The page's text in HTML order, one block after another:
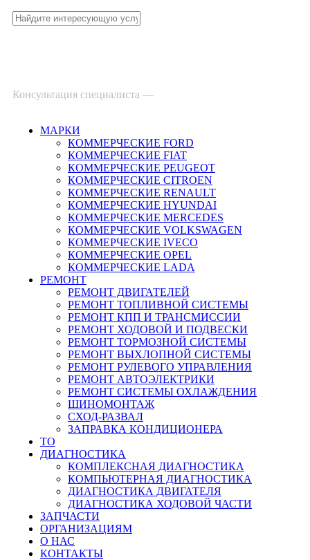
Консультация специалиста —
МАРКИ
КОММЕРЧЕСКИЕ FORD
КОММЕРЧЕСКИЕ FIAT
КОММЕРЧЕСКИЕ PEUGEOT
КОММЕРЧЕСКИЕ CITROEN
КОММЕРЧЕСКИЕ RENAULT
КОММЕРЧЕСКИЕ HYUNDAI
КОММЕРЧЕСКИЕ MERCEDES
КОММЕРЧЕСКИЕ VOLKSWAGEN
КОММЕРЧЕСКИЕ IVECO
КОММЕРЧЕСКИЕ OPEL
КОММЕРЧЕСКИЕ LADA
РЕМОНТ
РЕМОНТ ДВИГАТЕЛЕЙ
РЕМОНТ ТОПЛИВНОЙ СИСТЕМЫ
РЕМОНТ КПП И ТРАНСМИССИИ
РЕМОНТ ХОДОВОЙ И ПОДВЕСКИ
РЕМОНТ ТОРМОЗНОЙ СИСТЕМЫ
РЕМОНТ ВЫХЛОПНОЙ СИСТЕМЫ
РЕМОНТ РУЛЕВОГО УПРАВЛЕНИЯ
РЕМОНТ АВТОЭЛЕКТРИКИ
РЕМОНТ СИСТЕМЫ ОХЛАЖДЕНИЯ
ШИНОМОНТАЖ
СХОД-РАЗВАЛ
ЗАПРАВКА КОНДИЦИОНЕРА
ТО
ДИАГНОСТИКА
КОМПЛЕКСНАЯ ДИАГНОСТИКА
КОМПЬЮТЕРНАЯ ДИАГНОСТИКА
ДИАГНОСТИКА ДВИГАТЕЛЯ
ДИАГНОСТИКА ХОДОВОЙ ЧАСТИ
ЗАПЧАСТИ
ОРГАНИЗАЦИЯМ
О НАС
КОНТАКТЫ